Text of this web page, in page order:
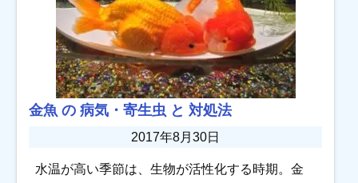
金魚 の 病気・寄生虫 と 対処法
2017年8月30日
水温が高い季節は、生物が活性化する時期。金